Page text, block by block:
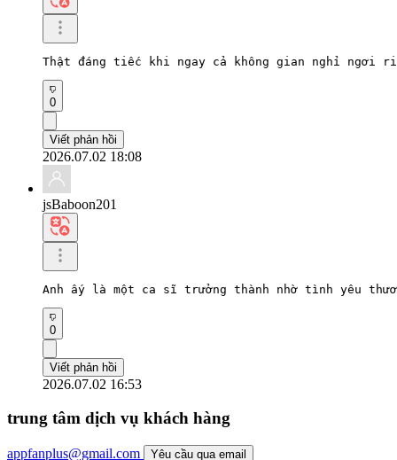
Thật đáng tiếc khi ngay cả không gian nghỉ ngơi
0
Viết phản hồi
2026.07.02 18:08
jsBaboon201
Anh ấy là một ca sĩ trưởng thành nhờ tình yêu
0
Viết phản hồi
2026.07.02 16:53
trung tâm dịch vụ khách hàng
appfanplus@gmail.com Yêu cầu qua email